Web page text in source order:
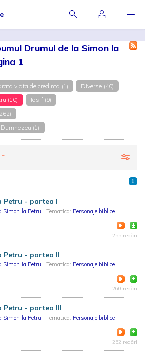
Drumul de la Simon la
1
viata de credinta (1)
Diverse (40)
(10)
Iosif (9)
(1)
1
Petru - partea I
Simon la Petru | Tematica: Personaje biblice
255 redări
Petru - partea II
Simon la Petru | Tematica: Personaje biblice
260 redări
Petru - partea III
Simon la Petru | Tematica: Personaje biblice
252 redări